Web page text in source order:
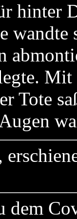
hinter
Mit
Tote
dem